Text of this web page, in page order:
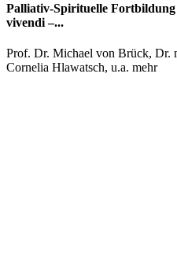
Palliativ-Spirituelle
vivendi –...
Prof. Dr. Michael von Brück, Dr.
Cornelia Hlawatsch, u.a. mehr